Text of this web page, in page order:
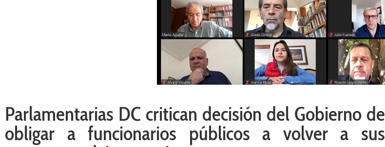
Parlamentarias DC critican decisión del Gobierno de
obligar a funcionarios públicos a volver a sus